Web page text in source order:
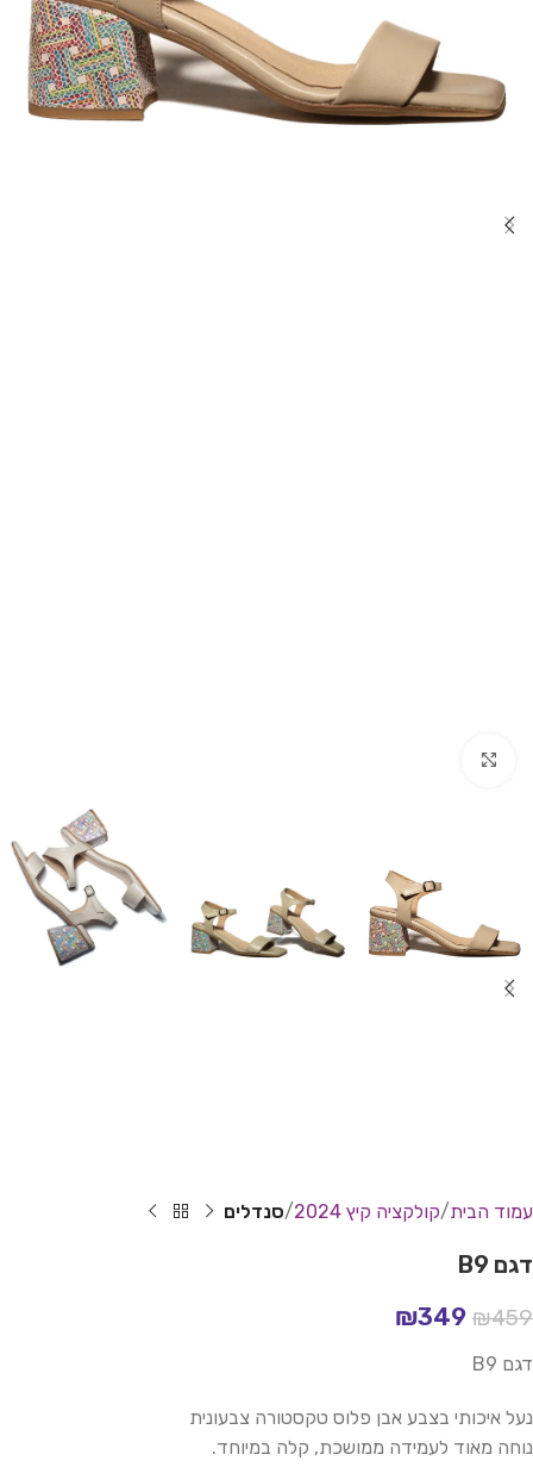
עמוד הבית קולקציה קיץ 2024 סנדלים
דגם B9
₪459
₪349
דגם B9
נעל איכותי בצבע אבן פלוס טקסטורה צבעונית
נוחה מאוד לעמידה ממושכת, קלה במיוחד.